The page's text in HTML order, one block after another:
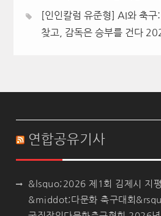
[인인칼럼 유준형] AI와 축
찾고, 감독은 승부를 건다
연합공유기사
&lsquo;2026 제1회 김제시 지
&middot;다문화 축구대회